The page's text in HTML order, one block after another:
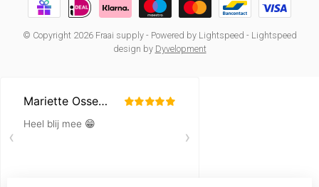
© Copyright 2026 Fraai supply- Powered by Lightspeed - Lightspeed
design by Dyvelopment